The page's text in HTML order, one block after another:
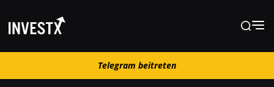
Telegram beitreten
Telegram beitreten